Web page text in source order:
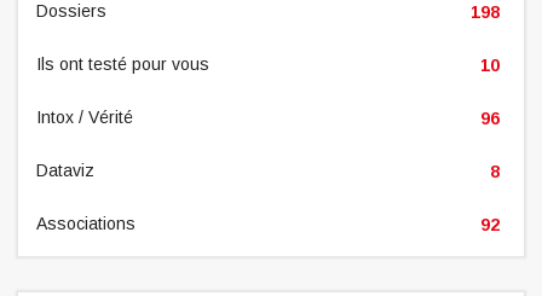
Dossiers 198
Ils ont testé pour vous 10
Intox / Vérité 96
Dataviz 8
Associations 92